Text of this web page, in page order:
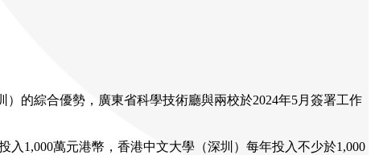
的綜合優勢，廣東省科學技術廳與兩校於2024年5月簽署工作
入1,000萬元港幣，香港中文大學（深圳）每年投入不少於1,000